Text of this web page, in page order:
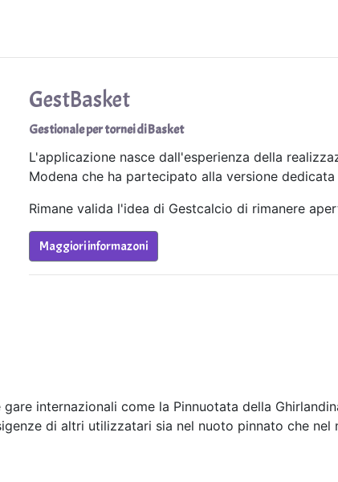
GestBasket
Gestionale per tornei di Basket
L'applicazione nasce dall'esperienza della
Modena che ha partecipato alla versione dedicata
Rimane valida l'idea di Gestcalcio di rimanere
Maggiori informazoni
internazionali come la Pinnuotata della
di altri utilizzatari sia nel nuoto pinnato che nel